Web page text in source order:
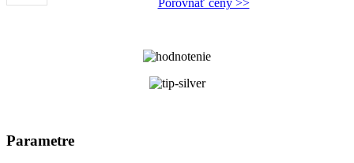
Porovnať ceny >>
Parametre